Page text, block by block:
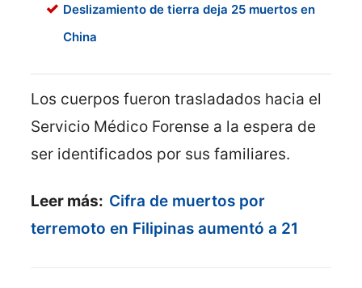
Deslizamiento de tierra deja 25 muertos en
China
Los cuerpos fueron trasladados hacia el
Servicio Médico Forense a la espera de
ser identificados por sus familiares.
Leer más: Cifra de muertos por
terremoto en Filipinas aumentó a 21